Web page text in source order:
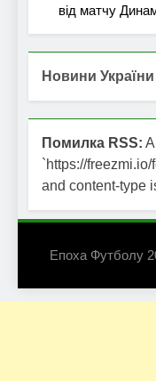
від матчу
Новини України
Помилка RSS:
`https://
and content-type
Епоха Футболу